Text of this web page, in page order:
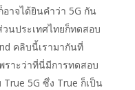
าจได้ยินคำว่า 5G กัน
นประเทศไทยก็ทดสอบ
คลิบนี้เรามากันที่
ราะว่าที่นี่มีการทดสอบ
5G ซึ่ง True ก็เป็น